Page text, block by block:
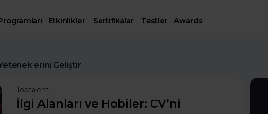
Etkinlikler Sertifikalar Testler Awards
Geliştir
Toptalent
İlgi Alanları ve Hobiler: CV’ni